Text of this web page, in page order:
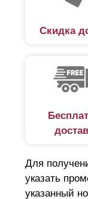
дизайнерский
ограждения
Скидка
Для
указать
указанный